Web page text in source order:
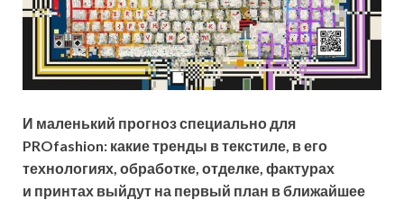
И маленький прогноз специально для
PROfashion: какие тренды в текстиле, в его
технологиях, обработке, отделке, фактурах
и принтах выйдут на первый план в ближайшее